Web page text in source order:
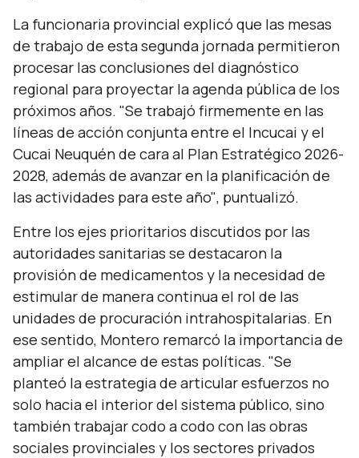
La funcionaria provincial explicó que las mesas
de trabajo de esta segunda jornada permitieron
procesar las conclusiones del diagnóstico
regional para proyectar la agenda pública de los
próximos años. "Se trabajó firmemente en las
líneas de acción conjunta entre el Incucai y el
Cucai Neuquén de cara al Plan Estratégico 2026-
2028, además de avanzar en la planificación de
las actividades para este año", puntualizó.
Entre los ejes prioritarios discutidos por las
autoridades sanitarias se destacaron la
provisión de medicamentos y la necesidad de
estimular de manera continua el rol de las
unidades de procuración intrahospitalarias. En
ese sentido, Montero remarcó la importancia de
ampliar el alcance de estas políticas. "Se
planteó la estrategia de articular esfuerzos no
solo hacia el interior del sistema público, sino
también trabajar codo a codo con las obras
sociales provinciales y los sectores privados